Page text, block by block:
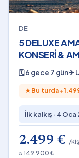
DE
5 DELUXE
KONSERİ &
- 04
🗓6 gece 7 gün✈
★ Bu turda +
İlk kalkış · 4 Oca
2.499 € /
≈ 149.900 ₺